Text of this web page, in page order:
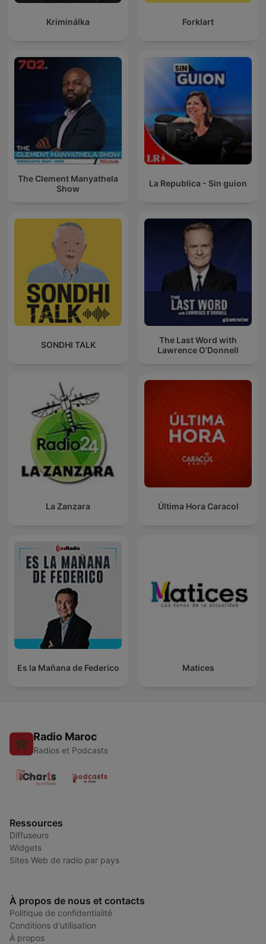
Kriminálka Forklart
The Clement Manyathela
Show
La Republica - Sin guion
SONDHI TALK
The Last Word with
Lawrence O’Donnell
La Zanzara Última Hora Caracol
Es la Mañana de Federico Matices
Radio Maroc
Radios et Podcasts
Ressources
Diffuseurs
Widgets
Sites Web de radio par pays
À propos de nous et contacts
Politique de confidentialité
Conditions d'utilisation
À propos